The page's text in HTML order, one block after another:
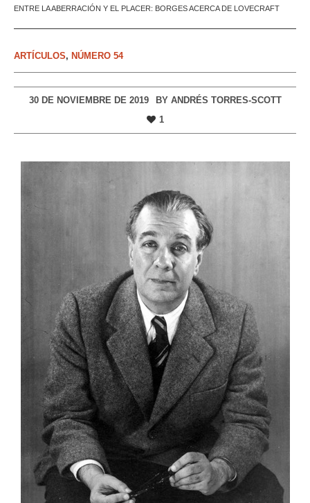
ENTRE LA ABERRACIÓN Y EL PLACER: BORGES ACERCA DE LOVECRAFT
ARTÍCULOS, NÚMERO 54
30 DE NOVIEMBRE DE 2019 BY ANDRÉS TORRES-SCOTT
1